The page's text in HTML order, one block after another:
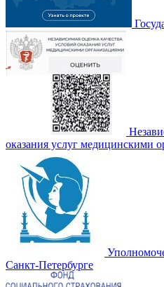
оказания услуг медицинскими
Санкт-Петербурге